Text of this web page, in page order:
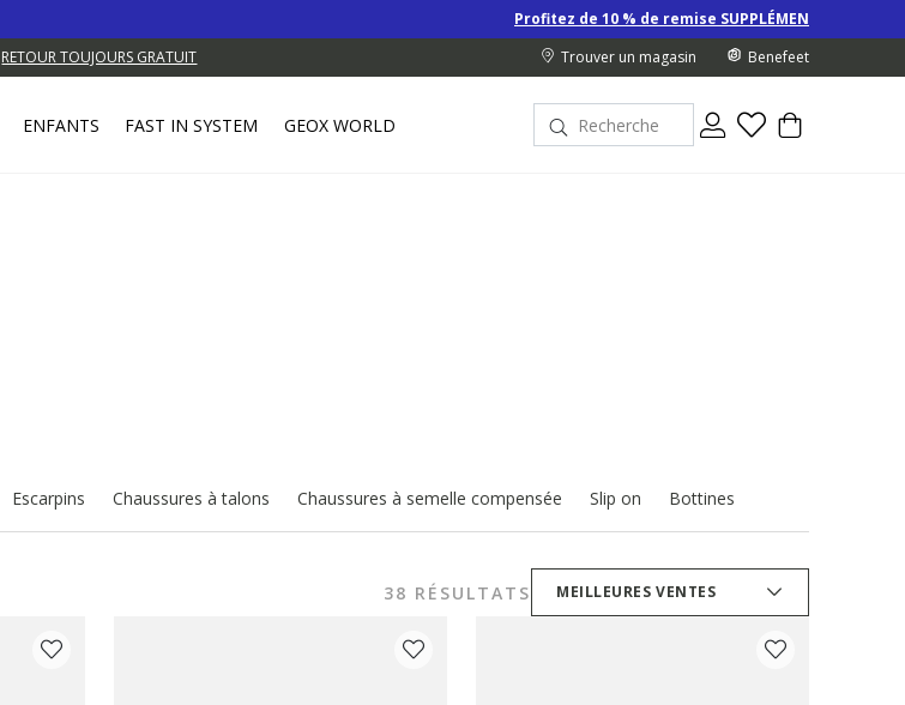
Profitez de 10 % de remise SUPPLÉMENTAIRE sur les Derniers prix
RETOUR TOUJOURS GRATUIT Trouver un magasin Benefeet
ENFANTS FAST IN SYSTEM GEOX WORLD
Escarpins Chaussures à talons Chaussures à semelle compensée Slip on Bottines
38 RÉSULTATS MEILLEURES VENTES